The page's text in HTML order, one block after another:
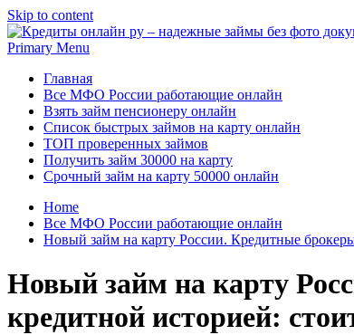
Skip to content
Primary Menu
Главная
Все МФО России работающие онлайн
Взять займ пенсионеру онлайн
Список быстрых займов на карту онлайн
ТОП проверенных займов
Получить займ 30000 на карту
Срочный займ на карту 50000 онлайн
Home
Все МФО России работающие онлайн
Новый займ на карту России. Кредитные
Новый займ на карту
кредитной историей: